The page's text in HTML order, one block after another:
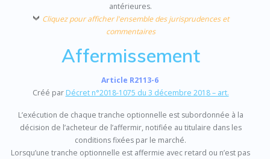
antérieures.
Cliquez pour afficher l'ensemble des jurisprudences et
commentaires
Affermissement
Article R2113-6
Créé par Décret n°2018-1075 du 3 décembre 2018 – art.
L’exécution de chaque tranche optionnelle est subordonnée à la
décision de l’acheteur de l’affermir, notifiée au titulaire dans les
conditions fixées par le marché.
Lorsqu’une tranche optionnelle est affermie avec retard ou n’est pas